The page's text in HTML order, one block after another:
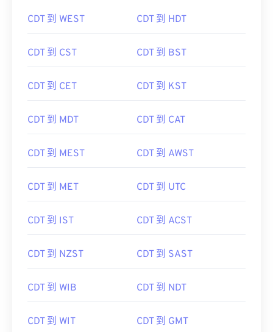
CDT 到 WEST CDT 到 HDT
CDT 到 CST CDT 到 BST
CDT 到 CET CDT 到 KST
CDT 到 MDT CDT 到 CAT
CDT 到 MEST CDT 到 AWST
CDT 到 MET CDT 到 UTC
CDT 到 IST CDT 到 ACST
CDT 到 NZST CDT 到 SAST
CDT 到 WIB CDT 到 NDT
CDT 到 WIT CDT 到 GMT